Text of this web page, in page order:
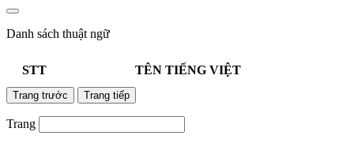
Danh sách thuật ngữ
STT TÊN TIẾNG VIỆT
Trang trước Trang tiếp
Trang